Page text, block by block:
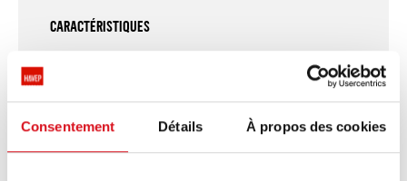
Consentement Détails À propos des cookies
CARACTÉRISTIQUES
poche intérieure avec fermeture à glissière
2 boucles pour masque à gaz